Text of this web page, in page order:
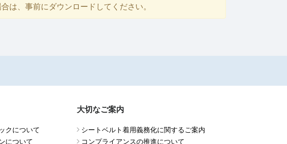
、事前にダウンロードしてください。
クについて
について
大切なご案内
シートベルト着用義務化に関するご案内
コンプライアンスの推進について